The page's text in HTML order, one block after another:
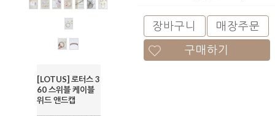
[LOTUS] 로터스 3
60 스위블 케이블
위드 앤드캡
장바구니
매장주문
구매하기